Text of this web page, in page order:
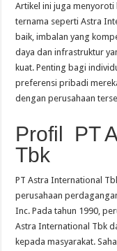
Artikel ini juga
ternama seperti Astra
baik, imbalan yang
daya dan infrastruktur
kuat. Penting bagi
preferensi pribadi
dengan perusahaan
Profil PT
Tbk
PT Astra International
perusahaan
Inc. Pada tahun 1990,
Astra International Tbk
kepada masyarakat.